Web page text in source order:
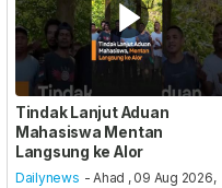
Tindak Lanjut Aduan
Mahasiswa Mentan
Langsung ke Alor
Dailynews - Ahad , 09 Aug 2026,